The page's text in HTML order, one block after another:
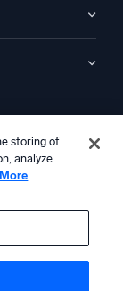
을 수 있으며 정보
이 포함될 수 있으
독립적인 인간의
storing of
analyze
More